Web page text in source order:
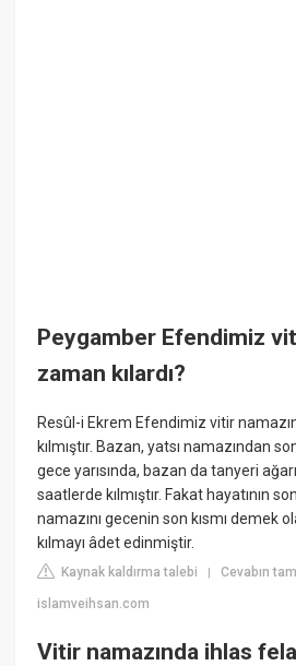
Peygamber Efendimiz
zaman kılardı?
Resûl-i Ekrem Efendimiz vitir
kılmıştır. Bazan, yatsı namazından
gece yarısında, bazan da tanyeri
saatlerde kılmıştır. Fakat hayatının
namazını gecenin son kısmı demek
kılmayı âdet edinmiştir.
Kaynak kaldırma talebi |Cevabın
islamveihsan.com
Vitir namazında ihlas